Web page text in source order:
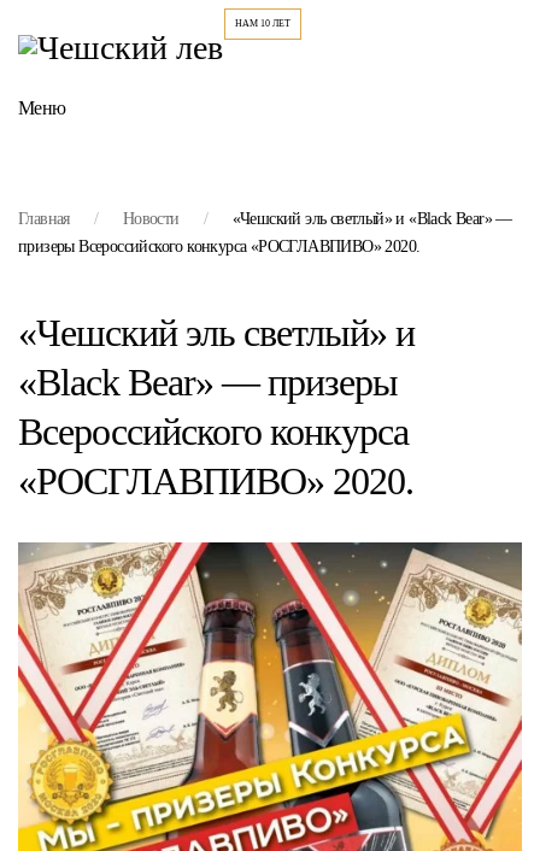
Меню
Главная Новости
«Чешский эль светлый» и «Black Bear» —
призеры Всероссийского конкурса «РОСГЛАВПИВО» 2020.
«Чешский эль светлый» и
«Black Bear» — призеры
Всероссийского конкурса
«РОСГЛАВПИВО» 2020.